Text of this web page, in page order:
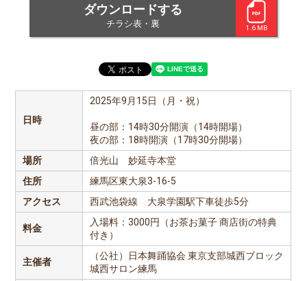
ダウンロードする
チラシ表・裏 1.6 MB
日時
2025年9月15日（月・祝）
昼の部：14時30分開演（14時開場）
夜の部：18時開演（17時30分開場）
場所
倍光山 妙延寺本堂
住所
練馬区東大泉3-16-5
アクセス
西武池袋線 大泉学園駅下車徒歩5分
料金
入場料：3000円（お茶お菓子 商店街の特典
付き）
主催者
（公社）日本舞踊協会 東京支部城西ブロック
城西サロン練馬